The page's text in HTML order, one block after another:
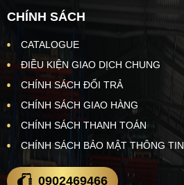
CHÍNH SÁCH
CATALOGUE
ĐIỀU KIỆN GIAO DỊCH CHUNG
CHÍNH SÁCH ĐỔI TRẢ
CHÍNH SÁCH GIAO HÀNG
CHÍNH SÁCH THANH TOÁN
CHÍNH SÁCH BẢO MẬT THÔNG TIN
0902469466